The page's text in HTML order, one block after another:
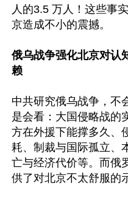
人的3.5 万人！这些事
京造成不小的震撼。
俄乌战争强化北京对认
赖
中共研究俄乌战争，不
是会看：大国侵略战的
方在外援下能撑多久、
耗、制裁与国际孤立、
亡与经济代价等。而俄
供了对北京不太舒服的